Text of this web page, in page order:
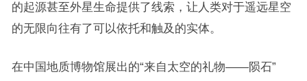
的起源甚至外星生命提供了线索，让人类对于遥远星空
的无限向往有了可以依托和触及的实体。
在中国地质博物馆展出的“来自太空的礼物——陨石”